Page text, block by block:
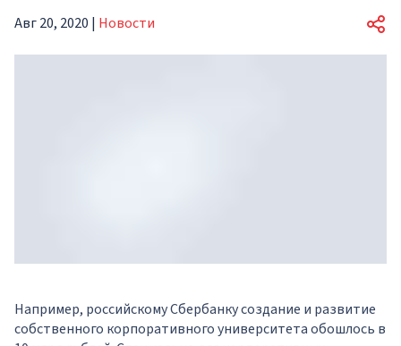
Авг 20, 2020 | Новости
Например, российскому Сбербанку создание и развитие
собственного корпоративного университета обошлось в